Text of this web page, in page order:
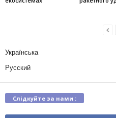
Українська
Русский
Слідкуйте за нами :